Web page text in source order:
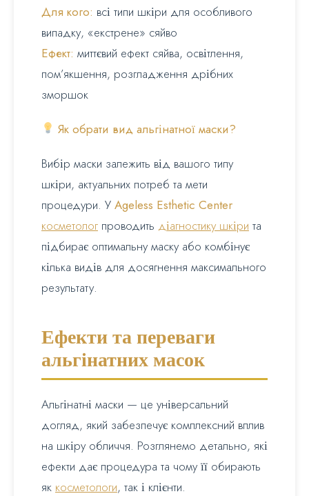
Для кого: всі типи шкіри для особливого
випадку, «екстрене» сяйво
Ефект: миттєвий ефект сяйва, освітлення,
пом’якшення, розгладження дрібних
зморшок
Як обрати вид альгінатної маски?
Вибір маски залежить від вашого типу
шкіри, актуальних потреб та мети
процедури. У Ageless Esthetic Center
косметолог проводить діагностику шкіри та
підбирає оптимальну маску або комбінує
кілька видів для досягнення максимального
результату.
Ефекти та переваги
альгінатних масок
Альгінатні маски — це універсальний
догляд, який забезпечує комплексний вплив
на шкіру обличчя. Розглянемо детально, які
ефекти дає процедура та чому її обирають
як косметологи, так і клієнти.